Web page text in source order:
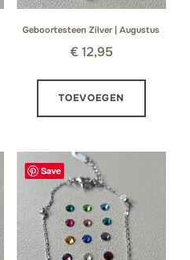
Geboortesteen Zilver | Augustus
€ 12,95
TOEVOEGEN
Save